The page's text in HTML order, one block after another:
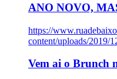
ANO NOVO,
https://
content/uploads/2019/
Vem ai o Brunch